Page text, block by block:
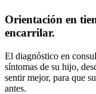
Orientación en
encarrilar.
El diagnóstico en
síntomas de su hijo,
sentir mejor, para que
antes.